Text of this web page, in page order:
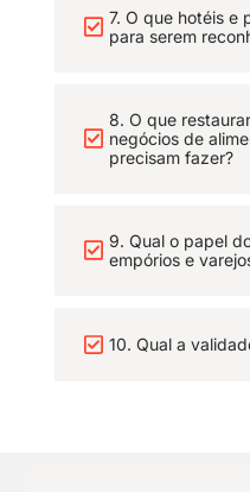
7. O que hotéis e
para serem
8. O que
negócios de
precisam fazer?
9. Qual o papel
empórios e
10. Qual a